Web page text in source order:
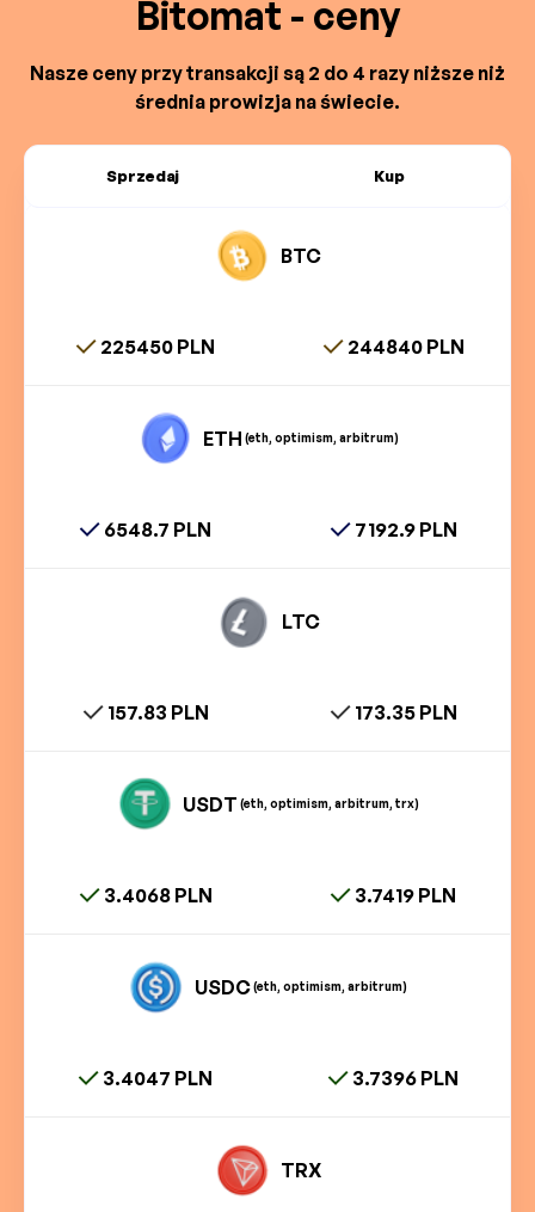
Bitomat - ceny
Nasze ceny przy transakcji są 2 do 4 razy niższe niż
średnia prowizja na świecie.
Sprzedaj Kup
BTC
225450 PLN 244840 PLN
ETH (eth, optimism, arbitrum)
6548.7 PLN 7192.9 PLN
LTC
157.83 PLN 173.35 PLN
USDT (eth, optimism, arbitrum, trx)
3.4068 PLN 3.7419 PLN
USDC(eth, optimism, arbitrum)
3.4047 PLN 3.7396 PLN
TRX